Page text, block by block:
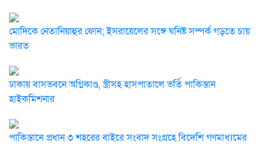
মোদিকে নেতানিয়াহুর ফোন; ইসরায়েলের সঙ্গে ঘনিষ্ট সম্পর্ক গড়তে চায়
ভারত
ঢাকায় বাসভবনে অগ্নিকাণ্ড, স্ত্রীসহ হাসপাতালে ভর্তি পাকিস্তান
হাইকমিশনার
পাকিস্তানে প্রধান ৩ শহরের বাইরে সংবাদ সংগ্রহে বিদেশি গণমাধ্যমের